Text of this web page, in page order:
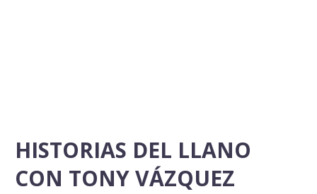
HISTORIAS DEL LLANO
CON TONY VÁZQUEZ